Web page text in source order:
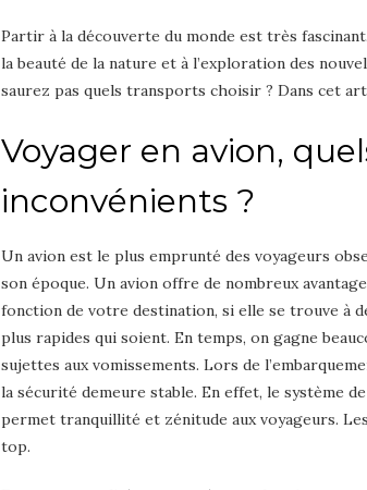
Partir à la découverte du monde est très
la beauté de la nature et à l’exploration des
saurez pas quels transports choisir ? Dans cet
Voyager en avion,
inconvénients ?
Un avion est le plus emprunté des voyageurs
son époque. Un avion offre de nombreux
fonction de votre destination, si elle se trouve à
plus rapides qui soient. En temps, on gagne
sujettes aux vomissements. Lors de
la sécurité demeure stable. En effet, le système
permet tranquillité et zénitude aux voyageurs.
top.